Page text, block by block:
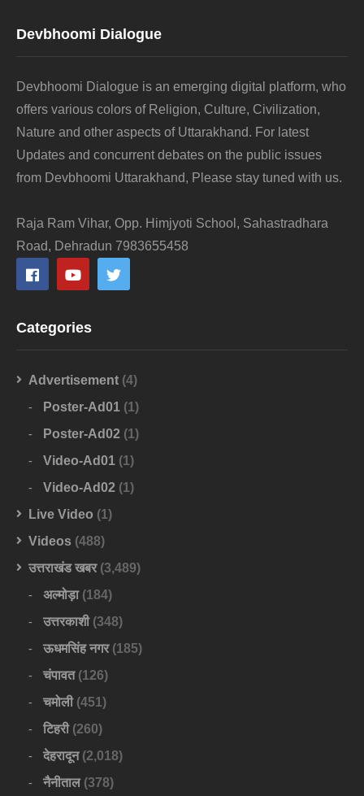
Devbhoomi Dialogue
Devbhoomi Dialogue is an emerging digital platform, who
offers various colors of Religion, Culture, Civilization,
Nature and other aspects of Uttarakhand. For latest
Updates and concurrent debates on the public issues
from Devbhoomi Uttarakhand, Please stay tuned with us.
Raja Ram Vihar, Opp. Himjyoti School, Sahastradhara
Road, Dehradun 7983655458
Categories
Advertisement (4)
Poster-Ad01 (1)
Poster-Ad02 (1)
Video-Ad01 (1)
Video-Ad02 (1)
Live Video (1)
Videos (488)
उत्तराखंड खबर(3,489)
अल्मोड़ा(184)
उत्तरकाशी(348)
ऊधमसिंह नगर(185)
चंपावत(126)
चमोली(451)
टिहरी(260)
देहरादून(2,018)
नैनीताल(378)